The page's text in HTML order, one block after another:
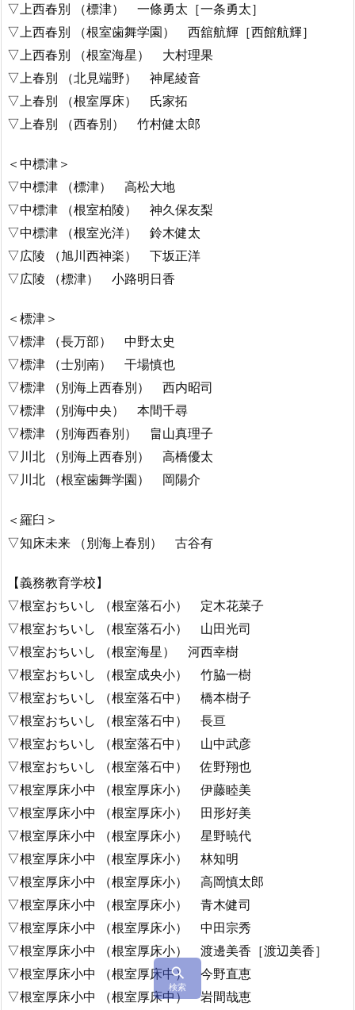
▽上西春別 （標津） 一條勇太［一条勇太］
▽上西春別 （根室歯舞学園） 西舘航輝［西館航輝］
▽上西春別 （根室海星） 大村理果
▽上春別 （北見端野） 神尾綾音
▽上春別 （根室厚床） 氏家拓
▽上春別 （西春別） 竹村健太郎
＜中標津＞
▽中標津 （標津） 高松大地
▽中標津 （根室柏陵） 神久保友梨
▽中標津 （根室光洋） 鈴木健太
▽広陵 （旭川西神楽） 下坂正洋
▽広陵 （標津） 小路明日香
＜標津＞
▽標津 （長万部） 中野太史
▽標津 （士別南） 干場慎也
▽標津 （別海上西春別） 西内昭司
▽標津 （別海中央） 本間千尋
▽標津 （別海西春別） 畠山真理子
▽川北 （別海上西春別） 高橋優太
▽川北 （根室歯舞学園） 岡陽介
＜羅臼＞
▽知床未来 （別海上春別） 古谷有
【義務教育学校】
▽根室おちいし （根室落石小） 定木花菜子
▽根室おちいし （根室落石小） 山田光司
▽根室おちいし （根室海星） 河西幸樹
▽根室おちいし （根室成央小） 竹脇一樹
▽根室おちいし （根室落石中） 橋本樹子
▽根室おちいし （根室落石中） 長亘
▽根室おちいし （根室落石中） 山中武彦
▽根室おちいし （根室落石中） 佐野翔也
▽根室厚床小中 （根室厚床小） 伊藤睦美
▽根室厚床小中 （根室厚床小） 田形好美
▽根室厚床小中 （根室厚床小） 星野暁代
▽根室厚床小中 （根室厚床小） 林知明
▽根室厚床小中 （根室厚床小） 高岡慎太郎
▽根室厚床小中 （根室厚床小） 青木健司
▽根室厚床小中 （根室厚床小） 中田宗秀
▽根室厚床小中 （根室厚床小） 渡邊美香［渡辺美香］
▽根室厚床小中 （根室厚床中） 今野直恵
▽根室厚床小中 （根室厚床中） 岩間哉恵

検索